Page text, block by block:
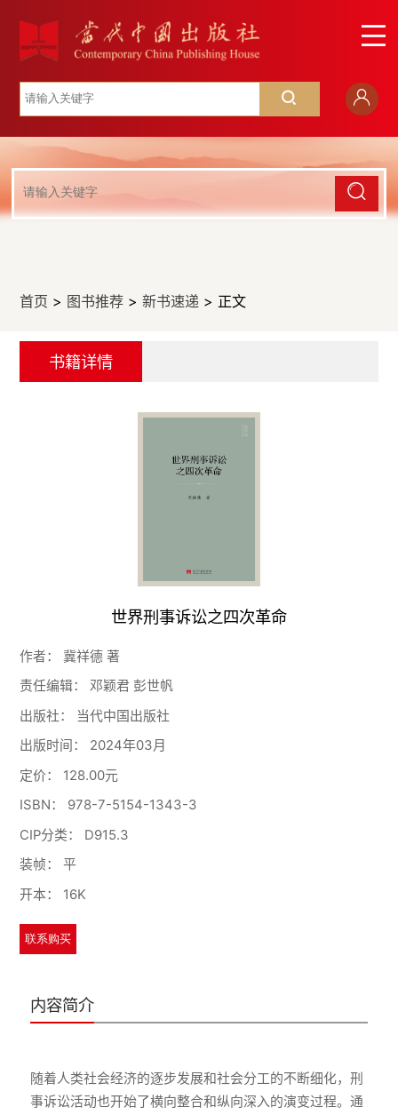
首页 > 图书推荐 >新书速递 > 正文
书籍详情
世界刑事诉讼之四次革命
作者：
冀祥德 著
责任编辑：
邓颖君 彭世帆
出版社：
当代中国出版社
出版时间：
2024年03月
定价：
128.00元
ISBN：
978-7-5154-1343-3
CIP分类：
D915.3
装帧：
平
开本：
16K
联系购买
内容简介
随着人类社会经济的逐步发展和社会分工的不断细化，刑
事诉讼活动也开始了横向整合和纵向深入的演变过程。通